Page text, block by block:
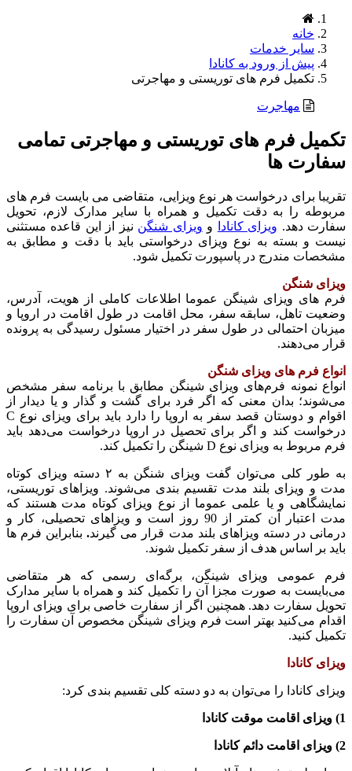
خانه
سایر خدمات
پیش از ورود به کانادا
تکمیل فرم های توریستی و مهاجرتی
مهاجرت
تکمیل فرم های توریستی و مهاجرتی تمامی
سفارت ها
تقریبا برای درخواست هر نوع ویزایی، متقاضی می‌ بایست فرم‌ های
مربوطه را به‌ دقت تکمیل و همراه با سایر مدارک لازم، تحویل
سفارت دهد. ویزای کانادا و ویزای شنگن نیز از این قاعده مستثنی
نیست و بسته به نوع ویزای درخواستی باید با دقت و مطابق به
مشخصات مندرج در پاسپورت تکمیل شود.
ویزای شنگن
فرم های ویزای شینگن عموما اطلاعات کاملی از هویت، آدرس،
وضعیت تاهل، سابقه سفر، محل اقامت در طول اقامت در اروپا و
میزبان احتمالی در طول سفر در اختیار مسئول رسیدگی به پرونده
قرار می‌دهند.
انواع فرم های ویزای شنگن
انواع نمونه فرم‌های ویزای شینگن مطابق با برنامه سفر مشخص
می‌شوند؛ بدان معنی که اگر فرد برای گشت‌ و گذار و یا دیدار از
اقوام و دوستان قصد سفر به اروپا را دارد باید برای ویزای نوع C
درخواست کند و اگر برای تحصیل در اروپا درخواست می‌دهد باید
فرم مربوط به ویزای نوع D شینگن را تکمیل کند.
به طور کلی می‌توان گفت ویزای شنگن به ۲ دسته ویزای کوتاه‌
مدت و ویزای بلند مدت تقسیم‌ بندی می‌شوند. ویزاهای توریستی،
نمایشگاهی و یا علمی عموما از نوع ویزای کوتاه‌ مدت هستند که
مدت اعتبار آن کمتر از 90 روز است و ویزاهای تحصیلی، کار و
درمانی در دسته ویزاهای بلند مدت قرار می گیرند. بنابراین فرم ها
باید بر اساس هدف از سفر تکمیل شوند.
فرم عمومی ویزای شینگن، برگه‌ای رسمی که هر متقاضی
می‌بایست به‌ صورت مجزا آن را تکمیل کند و همراه با سایر مدارک
تحویل سفارت دهد. همچنین اگر از سفارت خاصی برای ویزای اروپا
اقدام می‌کنید بهتر است فرم ویزای شینگن مخصوص آن سفارت را
تکمیل کنید.
ویزای کانادا
ویزای کانادا را می‎‌توان به دو دسته کلی تقسیم بندی کرد:
1) ویزای اقامت موقت کانادا
2) ویزای اقامت دائم کانادا